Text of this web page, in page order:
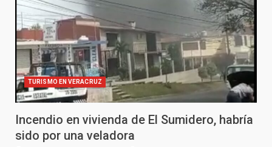
TURISMO EN VERACRUZ
Incendio en vivienda de El Sumidero, habría
sido por una veladora